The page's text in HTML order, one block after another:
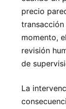
precio
transacción
momento,
revisión
de
La